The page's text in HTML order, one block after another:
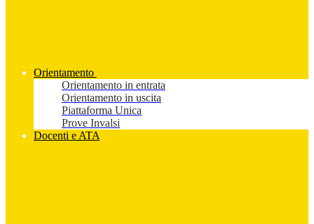
Orientamento
Orientamento in entrata
Orientamento in uscita
Piattaforma Unica
Prove Invalsi
Docenti e ATA